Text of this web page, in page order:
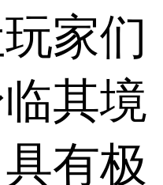
家们
其境
有极